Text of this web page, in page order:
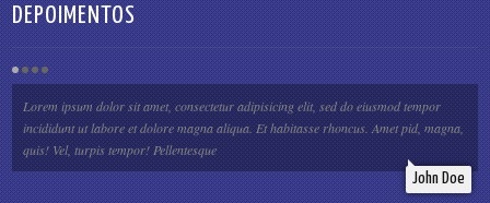
DEPOIMENTOS
Lorem ipsum dolor sit amet, consectetur adipisicing elit, sed do eiusmod tempor
incididunt ut labore et dolore magna aliqua. Et habitasse rhoncus. Amet pid, magna,
quis! Vel, turpis tempor! Pellentesque
John Doe